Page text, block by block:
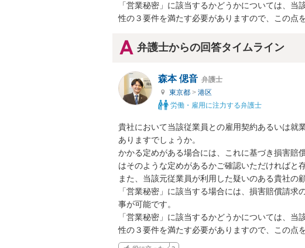
「営業秘密」に該当するかどうかについては、
性の３要件を満たす必要がありますので、この点
弁護士からの回答タイムライン
森本 偲音 弁護士
東京都 > 港区
労働・雇用に注力する弁護士
貴社において当該従業員との雇用契約あるいは就
ありますでしょうか。
かかる定めがある場合には、これに基づき損害賠
はそのような定めがあるかご確認いただければと存
また、当該元従業員が利用した疑いのある貴社の
「営業秘密」に該当する場合には、損害賠償請求
事が可能です。
「営業秘密」に該当するかどうかについては、
性の３要件を満たす必要がありますので、この点